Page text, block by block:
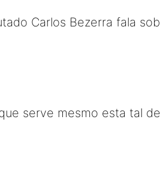
Carlos Bezerra fala
serve mesmo esta tal